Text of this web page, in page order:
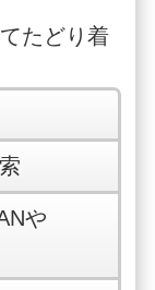
たどり着
や